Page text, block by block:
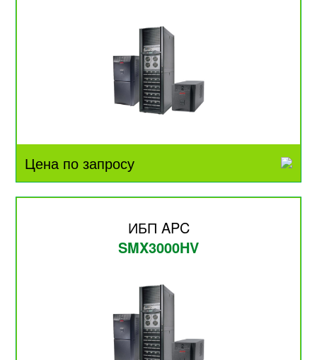
Цена по запросу
ИБП APC
SMX3000HV